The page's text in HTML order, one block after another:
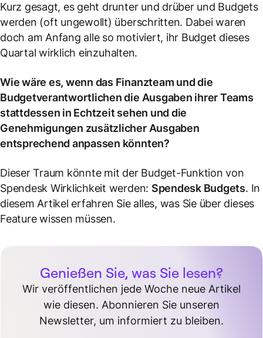
Kurz gesagt, es geht drunter und drüber und Budgets
werden (oft ungewollt) überschritten. Dabei waren
doch am Anfang alle so motiviert, ihr Budget dieses
Quartalwirklich einzuhalten.
Wie wäre es, wenn das Finanzteam und die
Budgetverantwortlichen die Ausgaben ihrer Teams
stattdessen in Echtzeit sehen und die
Genehmigungen zusätzlicher Ausgaben
entsprechend anpassen könnten?
Dieser Traum könnte mit der Budget-Funktion von
Spendesk Wirklichkeit werden: Spendesk Budgets. In
diesem Artikel erfahren Sie alles, was Sie über dieses
Feature wissen müssen.
Genießen Sie, was Sie lesen?
Wir veröffentlichen jede Woche neue Artikel
wie diesen. Abonnieren Sie unseren
Newsletter, um informiert zu bleiben.